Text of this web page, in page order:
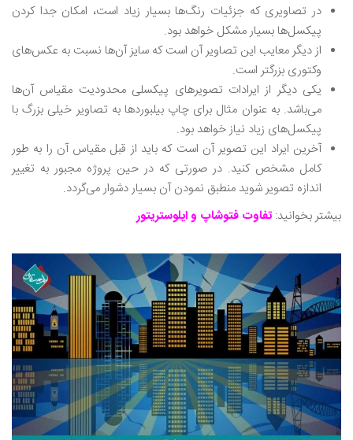
در تصاویری که جزئیات رنگ‌ها بسیار زیاد است، امکان جدا کردن
پیکسل‌ها بسیار مشکل خواهد بود.
از دیگر معایب این تصاویر آن است که سایز آن‌ها نسبت به عکس‌های
وکتوری بزرگتر است.
یکی دیگر از ایرادات تصویرهای پیکسلی محدودیت مقیاس آن‌ها
می‌باشد. به عنوان مثال برای چاپ بیلبوردها به تصاویر خیلی بزرگ با
پیکسل‌های زیاد نیاز خواهد بود.
آخرین ایراد این تصویر آن است که باید از قبل مقیاس آن را به طور
کامل مشخص کنید. در صورتی که در حین پروژه مجبور به تغییر
اندازه تصویر شوید منطبق نمودن آن بسیار دشوار می‌گردد‌.
بیشتر بخوانید: تفاوت فتوشاپ و ایلوستریتور